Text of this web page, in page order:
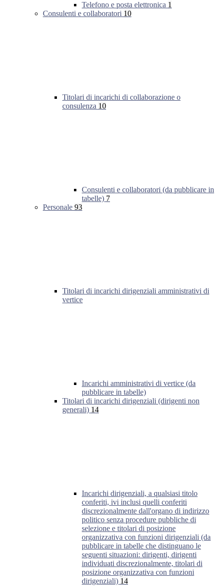
Telefono e posta elettronica 1
Consulenti e collaboratori 10
Titolari di incarichi di collaborazione o
consulenza 10
Consulenti e collaboratori (da pubblicare in
tabelle) 7
Personale 93
Titolari di incarichi dirigenziali amministrativi di
vertice
Incarichi amministrativi di vertice (da
pubblicare in tabelle)
Titolari di incarichi dirigenziali (dirigenti non
generali) 14
Incarichi dirigenziali, a qualsiasi titolo
conferiti, ivi inclusi quelli conferiti
discrezionalmente dall'organo di indirizzo
politico senza procedure pubbliche di
selezione e titolari di posizione
organizzativa con funzioni dirigenziali (da
pubblicare in tabelle che distinguano le
seguenti situazioni: dirigenti, dirigenti
individuati discrezionalmente, titolari di
posizione organizzativa con funzioni
dirigenziali) 14